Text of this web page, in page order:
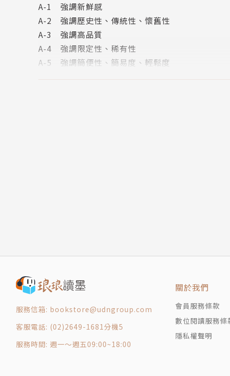
｜本書特色｜
• 一秒就能吸引人下單的狂賣金句
在不知不覺留下記憶+不知為何會很在意+會勾起購
• 解說、定義關鍵金句
從頭了解真義，了解詞彙的最佳用法。
可以運用在各式場合的舉例用法，實際演練文案的
舉辦演講與研習會，並提供顧問諮詢服務。
A-1 強調新鮮感
A-2 強調歷史性、傳統性、懷舊性
A-3 強調高品質
A-4 強調限定性、稀有性
A-5 強調簡便性、簡易度、輕鬆度
D 【人氣】 展現出該事物受到顧客熱烈支持
D-2 展現出喜好、強烈嗜好
E 【情緒】 深入刺激顧客的情緒
E-1 展現出體驗、感受
E-2 強調五感體驗
服務信箱: bookstore@udngroup.com
客服電話: (02)2649-1681分機5
服務時間: 週一～週五09:00~18:00
關於我們
會員服務條款
數位閱讀服務條
隱私權聲明